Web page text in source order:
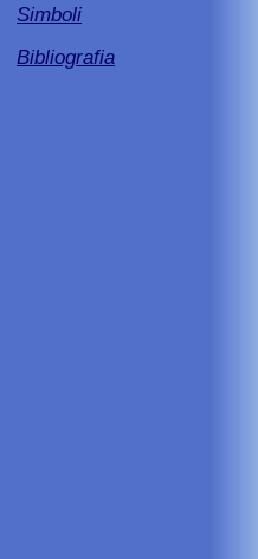
Simboli
Bibliografia